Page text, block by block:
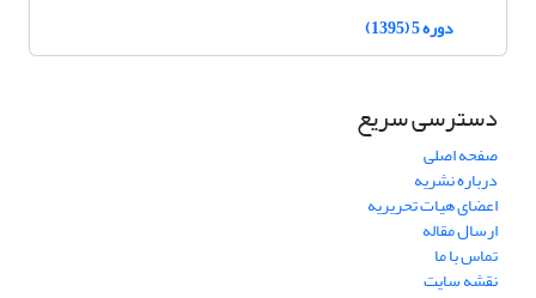
دوره 5 (1395)
دسترسی سریع
صفحه اصلی
درباره نشریه
اعضای هیات تحریریه
ارسال مقاله
تماس با ما
نقشه سایت